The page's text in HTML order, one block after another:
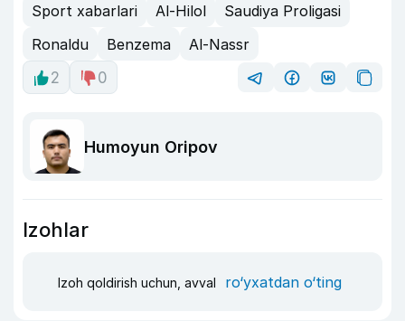
Sport xabarlari Al-Hilol
Saudiya Proligasi
Ronaldu
Benzema
Al-Nassr
2
0
Humoyun Oripov
Izohlar
Izoh qoldirish uchun, avval ro‘yxatdan o‘ting